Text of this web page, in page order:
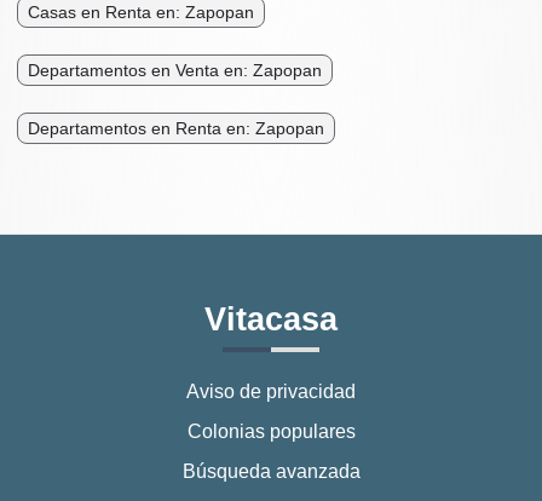
Casas en Renta en: Zapopan
Departamentos en Venta en: Zapopan
Departamentos en Renta en: Zapopan
Vitacasa
Aviso de privacidad
Colonias populares
Búsqueda avanzada